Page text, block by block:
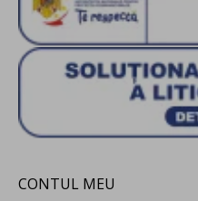
CONTUL MEU